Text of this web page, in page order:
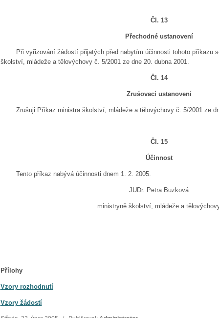
Čl. 13
Přechodné ustanovení
Při vyřizování žádostí přijatých před nabytím účinnosti tohoto příkazu
školství, mládeže a tělovýchovy č. 5/2001 ze dne 20. dubna 2001.
Čl. 14
Zrušovací ustanovení
Zrušuji Příkaz ministra školství, mládeže a tělovýchovy č. 5/2001 ze
Čl. 15
Účinnost
Tento příkaz nabývá účinnosti dnem 1. 2. 2005.
JUDr. Petra Buzková
ministryně školství, mládeže a
Přílohy
Vzory rozhodnutí
Vzory žádostí